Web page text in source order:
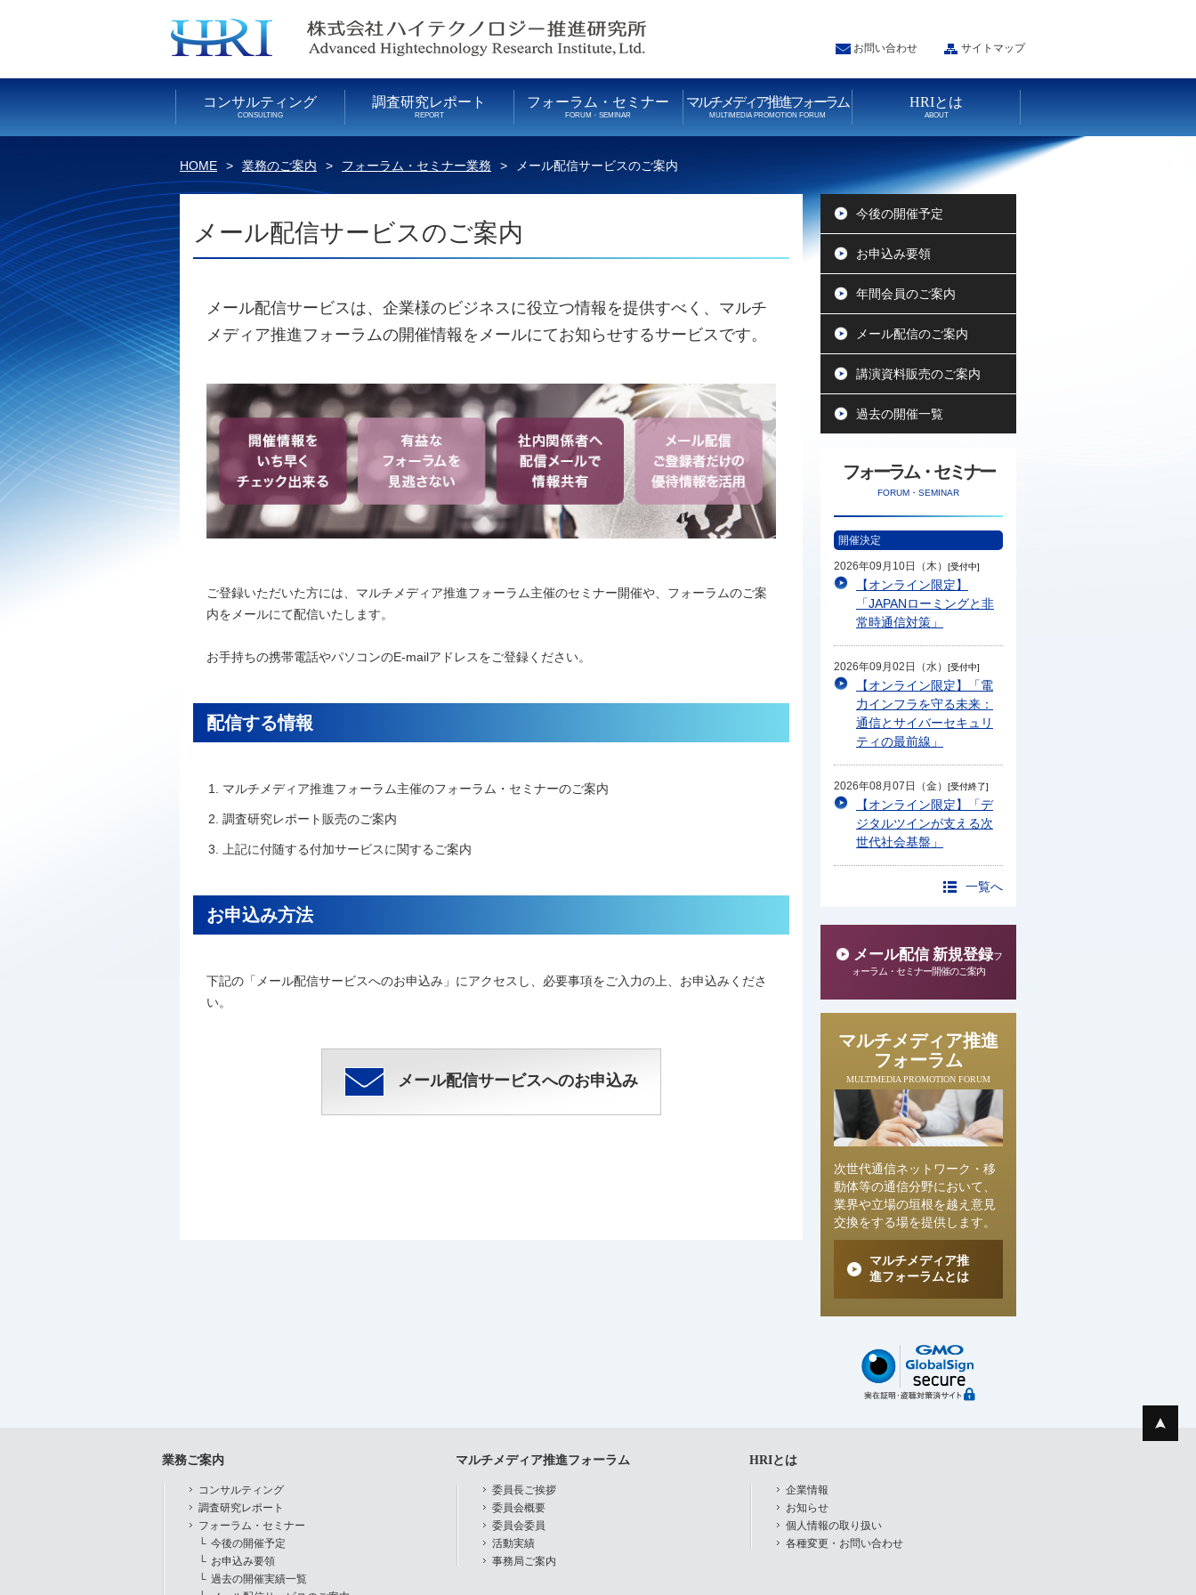
お問い合わせ サイトマップ
コンサルティング
CONSULTING
調査研究レポート
REPORT
フォーラム・セミナー
FORUM・SEMINAR
マルチメディア推進フォーラム
MULTIMEDIA PROMOTION FORUM
HRIとは
ABOUT
HOME 業務のご案内 フォーラム・セミナー業務 メール配信サービスのご案内
メール配信サービスのご案内
メール配信サービスは、企業様のビジネスに役立つ情報を提供すべく、マルチ
メディア推進フォーラムの開催情報をメールにてお知らせするサービスです。
ご登録いただいた方には、マルチメディア推進フォーラム主催のセミナー開催や、フォーラムのご案
内をメールにて配信いたします。
お手持ちの携帯電話やパソコンのE-mailアドレスをご登録ください。
配信する情報
マルチメディア推進フォーラム主催のフォーラム・セミナーのご案内
調査研究レポート販売のご案内
上記に付随する付加サービスに関するご案内
お申込み方法
下記の「メール配信サービスへのお申込み」にアクセスし、必要事項をご入力の上、お申込みくださ
い。
メール配信サービスへのお申込み
今後の開催予定
お申込み要領
年間会員のご案内
メール配信のご案内
講演資料販売のご案内
過去の開催一覧
フォーラム・セミナー
FORUM・SEMINAR
開催決定
2026年09月10日（木） [受付中]
【オンライン限定】
「JAPANローミングと非
常時通信対策」
2026年09月02日（水） [受付中]
【オンライン限定】「電
力インフラを守る未来：
通信とサイバーセキュリ
ティの最前線」
2026年08月07日（金） [受付終了]
【オンライン限定】「デ
ジタルツインが支える次
世代社会基盤」
一覧へ
メール配信 新規登録フ
ォーラム・セミナー開催のご案内
マルチメディア推進
フォーラム
MULTIMEDIA PROMOTION FORUM
次世代通信ネットワーク・移
動体等の通信分野において、
業界や立場の垣根を越え意見
交換をする場を提供します。
マルチメディア推
進フォーラムとは
業務ご案内
コンサルティング
調査研究レポート
フォーラム・セミナー
今後の開催予定
お申込み要領
過去の開催実績一覧
マルチメディア推進フォーラム
委員長ご挨拶
委員会概要
委員会委員
活動実績
事務局ご案内
HRIとは
企業情報
お知らせ
個人情報の取り扱い
各種変更・お問い合わせ